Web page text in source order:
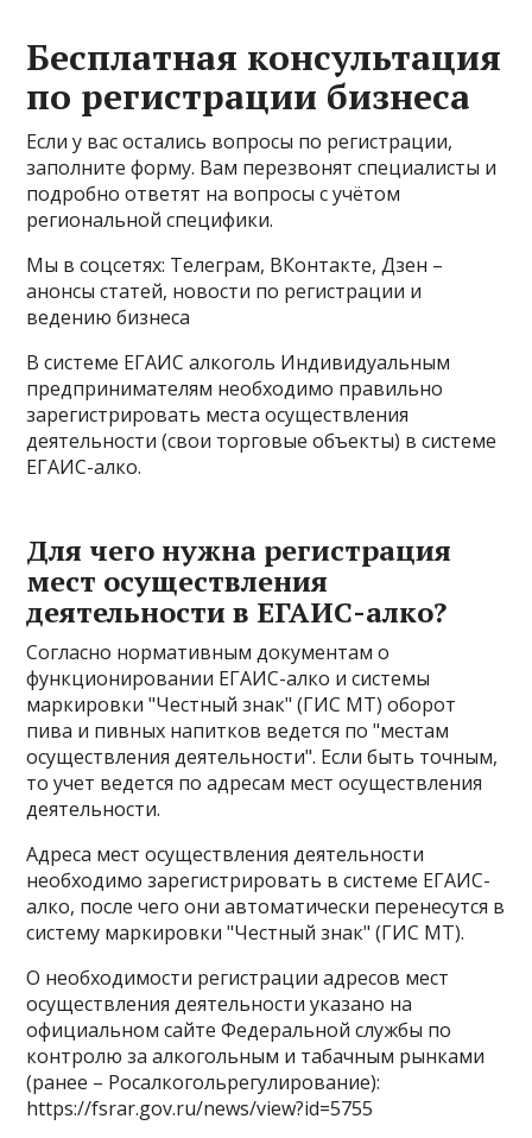
Бесплатная консультация
по регистрации бизнеса
Если у вас остались вопросы по регистрации,
заполните форму. Вам перезвонят специалисты и
подробно ответят на вопросы с учётом
региональной специфики.
Мы в соцсетях: Телеграм, ВКонтакте, Дзен –
анонсы статей, новости по регистрации и
ведению бизнеса
В системе ЕГАИС алкоголь Индивидуальным
предпринимателям необходимо правильно
зарегистрировать места осуществления
деятельности (свои торговые объекты) в системе
ЕГАИС-алко.
Для чего нужна регистрация
мест осуществления
деятельности в ЕГАИС-алко?
Согласно нормативным документам о
функционировании ЕГАИС-алко и системы
маркировки "Честный знак" (ГИС МТ) оборот
пива и пивных напитков ведется по "местам
осуществления деятельности". Если быть точным,
то учет ведется по адресам мест осуществления
деятельности.
Адреса мест осуществления деятельности
необходимо зарегистрировать в системе ЕГАИС-
алко, после чего они автоматически перенесутся в
систему маркировки "Честный знак" (ГИС МТ).
О необходимости регистрации адресов мест
осуществления деятельности указано на
официальном сайте Федеральной службы по
контролю за алкогольным и табачным рынками
(ранее – Росалкогольрегулирование):
https://fsrar.gov.ru/news/view?id=5755